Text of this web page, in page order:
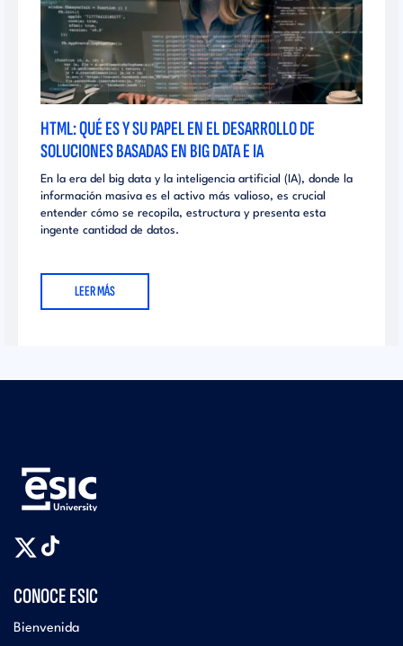
HTML: QUÉ ES Y SU PAPEL EN EL DESARROLLO DE
SOLUCIONES BASADAS EN BIG DATA E IA
En la era del big data y la inteligencia artificial (IA), donde la
información masiva es el activo más valioso, es crucial
entender cómo se recopila, estructura y presenta esta
ingente cantidad de datos.
LEER MÁS
CONOCE ESIC
Bienvenida